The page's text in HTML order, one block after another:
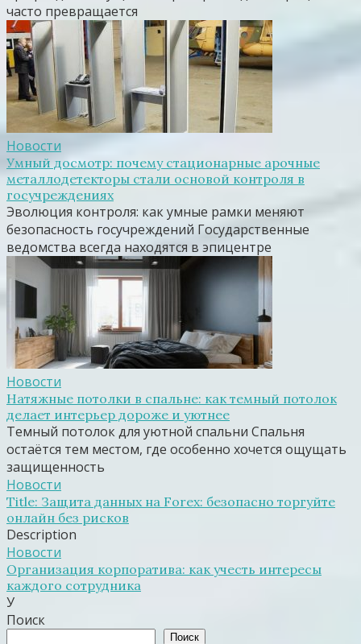
часто превращается
Новости
Умный досмотр: почему стационарные арочные
металлодетекторы стали основой контроля в
госучреждениях
Эволюция контроля: как умные рамки меняют
безопасность госучреждений Государственные
ведомства всегда находятся в эпицентре
Новости
Натяжные потолки в спальне: как темный потолок
делает интерьер дороже и уютнее
Темный потолок для уютной спальни Спальня
остаётся тем местом, где особенно хочется ощущать
защищенность
Новости
Title: Защита данных на Forex: безопасно торгуйте
онлайн без рисков
Description
Новости
Организация корпоратива: как учесть интересы
каждого сотрудника
У
Поиск
Поиск